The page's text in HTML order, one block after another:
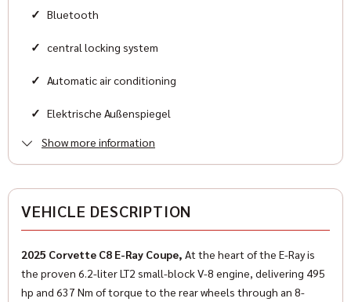
Condition
Black
Color (Manufacturer)
FURNISHING
Number of doors
2/3
✓ Bluetooth
✓ central locking system
✓ Automatic air conditioning
✓ Elektrische Außenspiegel
✓ Elektrische Fensterheber
✓ Hands-free system
✓ Multifunctional steering wheel
Show more information
VEHICLE DESCRIPTION
2025 Corvette C8 E-Ray Coupe, At the heart of the E-Ray is
the proven 6.2-liter LT2 small-block V-8 engine, delivering 495
hp and 637 Nm of torque to the rear wheels through an 8-